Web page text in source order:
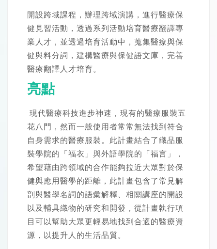
開設跨域課程，辦理跨域演講，進行醫療保
健見習活動，透過系列活動培育醫療翻譯專
業人才，並透過培育活動中，蒐集醫療與保
健與料分詞，建構醫療與保健語文庫，完善
醫療翻譯人才培育。
亮點
現代醫療科技進步神速，現有的醫療服裝五
花八門，然而一般使用者常常無法找到符合
自身需求的醫療服裝。此計畫結合了織品服
裝學院的「福衣」與外語學院的「福言」，
希望藉由跨領域的合作能夠拉近大眾對於保
健與應用醫學的距離，此計畫包含了常見解
剖與醫學名詞的語彙解釋、相關講座的開設
以及輔具織物的研究和開發，從計畫執行項
目可以幫助大眾更輕易地找到合適的醫療資
源，以提升人的生活品質。